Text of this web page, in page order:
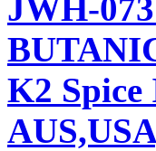
JWH-
K2 Spice